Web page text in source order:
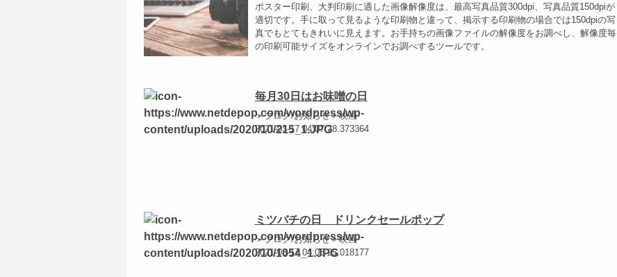
ポスター印刷、大判印刷に適した画像解像度は、最高写真品質300dpi、写真品質150dpiが
適切です。手に取って見るような印刷物と違って、掲示する印刷物の場合では150dpiの写
真でもとてもきれいに見えます。お手持ちの画像ファイルの解像度をお調べし、解像度毎
の印刷可能サイズをオンラインでお調べするツールです。
毎月30日はお味噌の日
＞ブログ/お知らせ＞映画
2021-03-17 04:07:38.373364
ミツバチの日 ドリンクセールポップ
＞ブログ/お知らせ＞映画
2021-03-17 04:06:25.018177